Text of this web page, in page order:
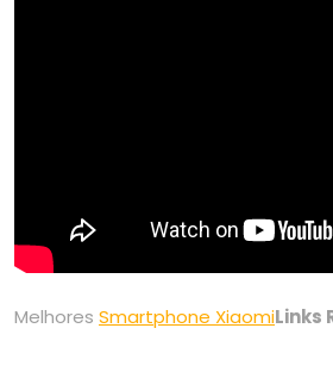
Melhores Smartphone XiaomiLinks